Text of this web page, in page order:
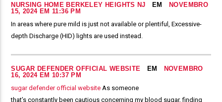
NURSING HOME BERKELEY HEIGHTS NJ EM
NOVEMBRO
15, 2024 EM 11:36 PM
In areas where pure mild is just not available or plentiful, Excessive-
depth Discharge (HID) lights are used instead.
SUGAR DEFENDER OFFICIAL WEBSITE EM
NOVEMBRO
16, 2024 EM 10:37 PM
sugar defender official website As someone
that’s constantly been cautious concerning my blood sugar, finding